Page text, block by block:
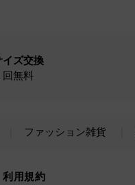
イズ交換
回無料
ファッション雑貨
利用規約